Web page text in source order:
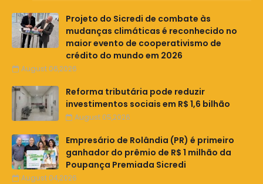
Projeto do Sicredi de combate às
mudanças climáticas é reconhecido no
maior evento de cooperativismo de
crédito do mundo em 2026
August 06,2026
Reforma tributária pode reduzir
investimentos sociais em R$ 1,6 bilhão
August 05,2026
Empresário de Rolândia (PR) é primeiro
ganhador do prêmio de R$ 1 milhão da
Poupança Premiada Sicredi
August 04,2026